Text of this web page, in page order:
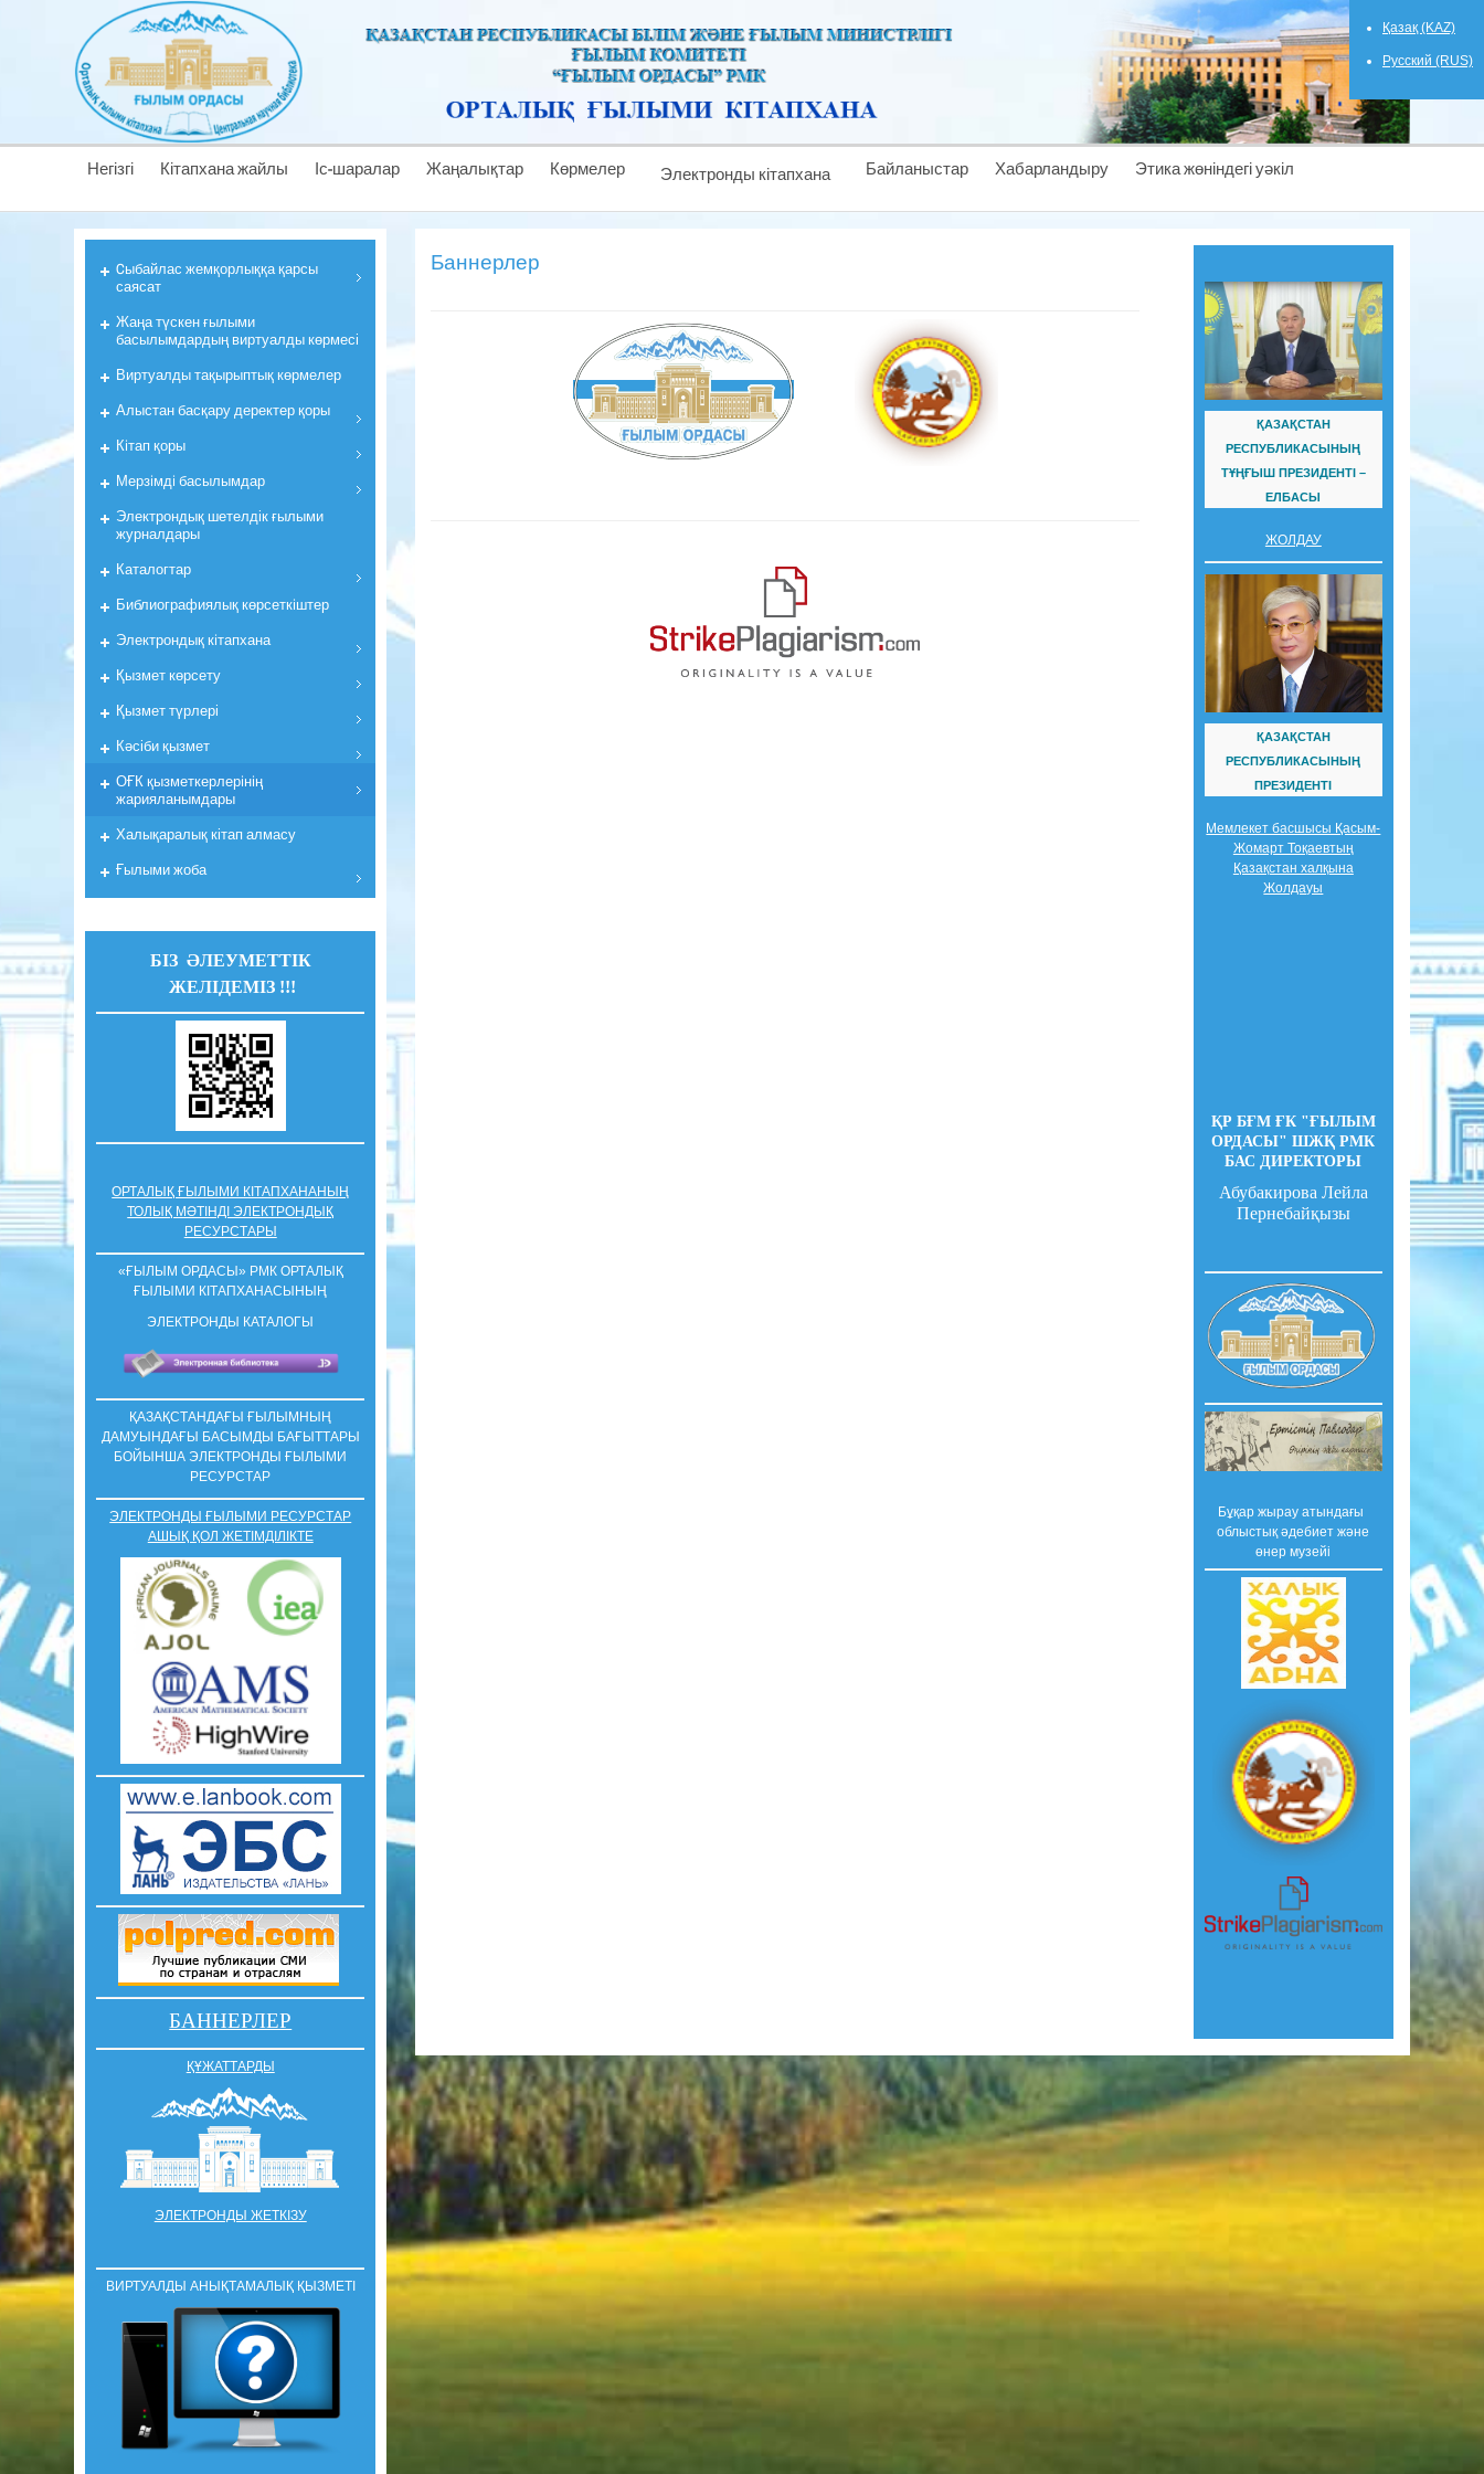
Қазақ (KAZ)
Русский (RUS)
Негізгі Кітапхана жайлы Іс-шаралар Жаңалықтар Көрмелер Электронды кітапхана Байланыстар Хабарландыру Этика жөніндегі уәкіл
Баннерлер
ҚАЗАҚСТАН
РЕСПУБЛИКАСЫНЫҢ
ТҰҢҒЫШ ПРЕЗИДЕНТІ –
ЕЛБАСЫ
ЖОЛДАУ
ҚАЗАҚСТАН
РЕСПУБЛИКАСЫНЫҢ
ПРЕЗИДЕНТІ
Мемлекет басшысы Қасым-
Жомарт Тоқаевтың
Қазақстан халқына
Жолдауы
ҚР БҒМ ҒК "ҒЫЛЫМ
ОРДАСЫ" ШЖҚ РМК
БАС ДИРЕКТОРЫ
Абубакирова Лейла
Пернебайқызы
Бұқар жырау атындағы
облыстық әдебиет және
өнер музейі
Cыбайлас жемқорлыққа қарсы
саясат
Жаңа түскен ғылыми
басылымдардың виртуалды көрмесі
Виртуалды тақырыптық көрмелер
Алыстан басқару деректер қоры
Кiтап қоры
Мерзiмдi басылымдар
Электрондық шетелдік ғылыми
журналдары
Каталогтар
Библиографиялық көрсеткiштер
Электрондық кiтапхана
Қызмет көрсету
Қызмет түрлері
Кәсіби қызмет
ОҒК қызметкерлерiнiң
жарияланымдары
Халықаралық кітап алмасу
Ғылыми жоба
БІЗ ӘЛЕУМЕТТІК
ЖЕЛІДЕМІЗ !!!
ОРТАЛЫҚ ҒЫЛЫМИ КІТАПХАНАНЫҢ
ТОЛЫҚ МӘТІНДІ ЭЛЕКТРОНДЫҚ
РЕСУРСТАРЫ
«ҒЫЛЫМ ОРДАСЫ» РМК ОРТАЛЫҚ
ҒЫЛЫМИ КIТАПХАНАСЫНЫҢ
ЭЛЕКТРОНДЫ КАТАЛОГЫ
ҚАЗАҚСТАНДАҒЫ ҒЫЛЫМНЫҢ
ДАМУЫНДАҒЫ БАСЫМДЫ БАҒЫТТАРЫ
БОЙЫНША ЭЛЕКТРОНДЫ ҒЫЛЫМИ
РЕСУРСТАР
ЭЛЕКТРОНДЫ ҒЫЛЫМИ РЕСУРСТАР
АШЫҚ ҚОЛ ЖЕТІМДІЛІКТЕ
БАННЕРЛЕР
ҚҰЖАТТАРДЫ
ЭЛЕКТРОНДЫ ЖЕТКІЗУ
ВИРТУАЛДЫ АНЫҚТАМАЛЫҚ ҚЫЗМЕТІ